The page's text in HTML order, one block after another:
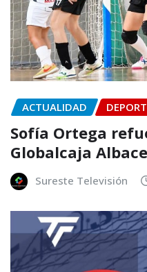
ACTUALIDAD
Sofía Ortega
Globalcaja
Sureste Televisión